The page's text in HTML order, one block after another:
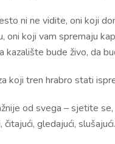
ni ne vidite, oni koji
oni koji vam spremaju
kazalište bude živo, da
koji tren hrabro stati
od svega – sjetite
čitajući, gledajući,